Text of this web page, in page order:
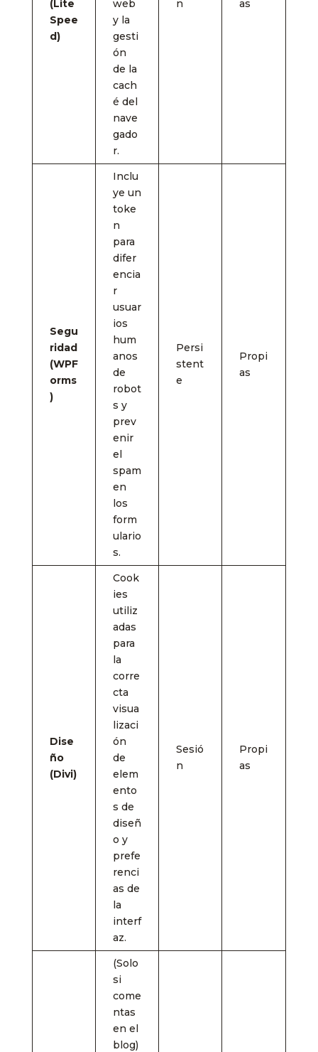
(Lite
Spee
d)
web
y la
gesti
ón
de la
cach
é del
nave
gado
r.
n
as
Segu
ridad
(WPF
orms
)
Inclu
ye un
toke
n
para
difer
encia
r
usuar
ios
hum
anos
de
robot
s y
prev
enir
el
spam
en
los
form
ulario
s.
Persi
stent
e
Propi
as
Dise
ño
(Divi)
Cook
ies
utiliz
adas
para
la
corre
cta
visua
lizaci
ón
de
elem
ento
s de
diseñ
o y
prefe
renci
as de
la
interf
az.
Sesió
n
Propi
as
(Solo
si
come
ntas
en el
blog)